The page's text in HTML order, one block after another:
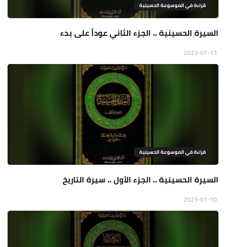
قراءة في الموسوعة الحسينية
السيرة الحسينية .. الجزء الثاني عوداً على بدء
قراءة في الموسوعة الحسينية
السيرة الحسينية .. الجزء الأول .. سيرة التاريخ